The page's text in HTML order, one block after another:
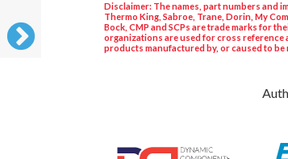
Disclaimer: The names, part numbers and
Thermo King, Sabroe, Trane, Dorin, My
Bock, CMP and SCPs are trade marks for
organizations are used for cross reference
products manufactured by, or caused to